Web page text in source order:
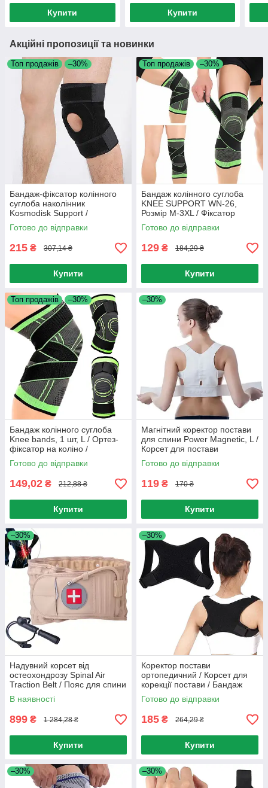
Купити Купити
Акційні пропозиції та новинки
Топ продажів –30%
Бандаж-фіксатор колінного
суглоба наколінник
Kosmodisk Support /
Наколінник з фіксацією
колінної чашки
Готово до відправки
215 ₴ 307,14 ₴
Купити
Топ продажів –30%
Бандаж колінного суглоба
KNEE SUPPORT WN-26,
Розмір M-3XL / Фіксатор
колінного суглоба Зелений,
M
Готово до відправки
129 ₴ 184,29 ₴
Купити
Топ продажів –30%
Бандаж колінного суглоба
Knee bands, 1 шт, L / Ортез-
фіксатор на коліно /
Еластичний наколінник
Готово до відправки
149,02 ₴ 212,88 ₴
Купити
–30%
Магнітний коректор постави
для спини Power Magnetic, L /
Корсет для постави
ортопедичний
Готово до відправки
119 ₴ 170 ₴
Купити
–30%
Надувний корсет від
остеохондрозу Spinal Air
Traction Belt / Пояс для спини
та попереку / Пневмокорсет
В наявності
899 ₴ 1 284,28 ₴
Купити
–30%
Коректор постави
ортопедичний / Корсет для
корекції постави / Бандаж
для спини / Коректор для
спини
Готово до відправки
185 ₴ 264,29 ₴
Купити
–30% –30%